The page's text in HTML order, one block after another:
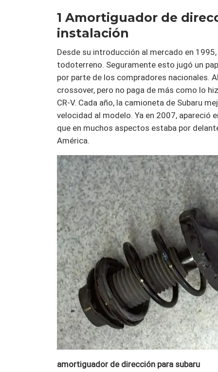
1 Amortiguador de
instalación
Desde su introducción al mercado en
todoterreno. Seguramente esto jugó un
por parte de los compradores nacionales.
crossover, pero no paga de más como lo
CR-V. Cada año, la camioneta de Subaru
velocidad al modelo. Ya en 2007,
que en muchos aspectos estaba por
América.
amortiguador de dirección para subaru